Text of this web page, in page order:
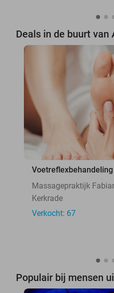
Deals in de buurt van
Massagepraktijk
Kerkrade
Verkocht: 67
Populair bij mensen